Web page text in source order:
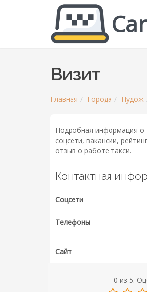
Визит
Главная Города Пудож
Подробная информация о
соцсети, вакансии,
отзыв о работе такси.
Контактная
Соцсети
Телефоны
Сайт
0 из 5.